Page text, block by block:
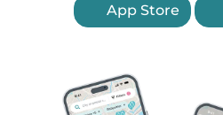
App Store